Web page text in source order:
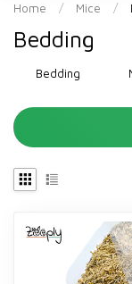
Home / Mice /
Bedding
Bedding